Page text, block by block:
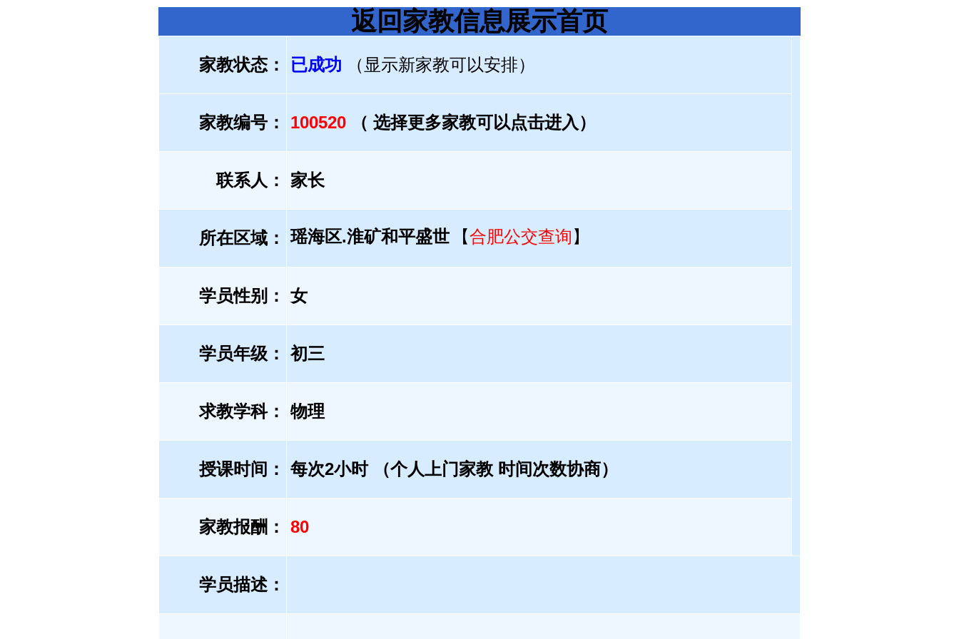
返回家教信息展示首页
家教状态： 已成功 （显示新家教可以安排）
家教编号： 100520 （ 选择更多家教可以点击进入）
联系人： 家长
所在区域： 瑶海区.淮矿和平盛世 【合肥公交查询 】
学员性别： 女
学员年级： 初三
求教学科： 物理
授课时间： 每次2小时 （个人上门家教 时间次数协商）
家教报酬： 80
学员描述：